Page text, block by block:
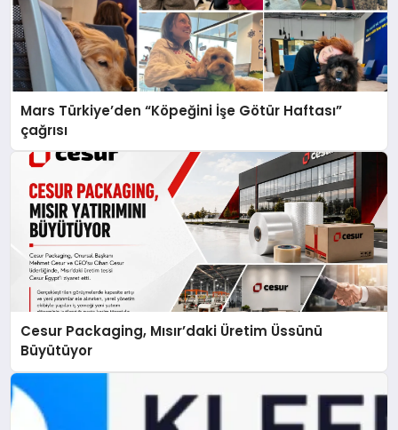
Mars Türkiye’den “Köpeğini İşe Götür Haftası”
çağrısı
Cesur Packaging, Mısır’daki Üretim Üssünü
Büyütüyor